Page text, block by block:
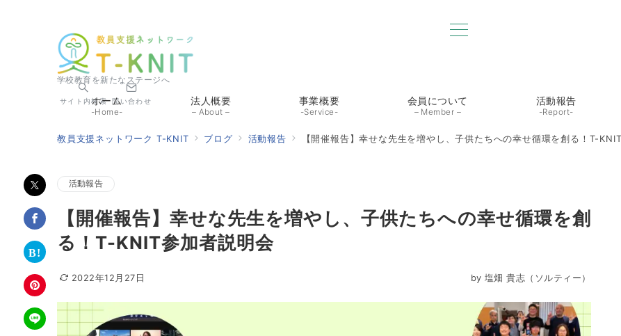
学校教育を新たなステージへ
サイト内検索 問い合わせ
ホーム
-Home-
法人概要
– About –
事業概要
-Service-
会員について
– Member –
活動報告
-Report-
教員支援ネットワーク T-KNIT ブログ 活動報告 【開催報告】幸せな先生を増やし、子供たちへの幸せ循環を創る！T-
活動報告
【開催報告】幸せな先生を増やし、子供たちへの幸せ循環を創
る！T-KNIT参加者説明会
2022年12月27日 by 塩畑 貴志（ソルティー）